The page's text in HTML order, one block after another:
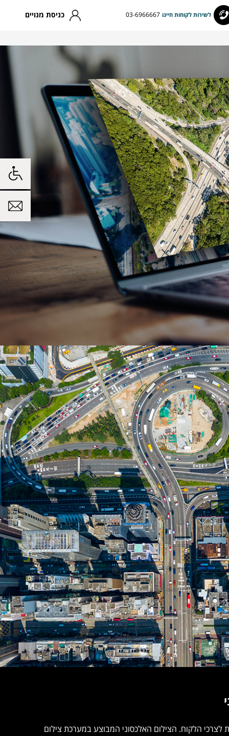
כניסת מנויים 03-6966667 לשירות לקוחות חייגו
לצרכי הלקוח. הצילום האלכסוני המבוצע במערכת צילום